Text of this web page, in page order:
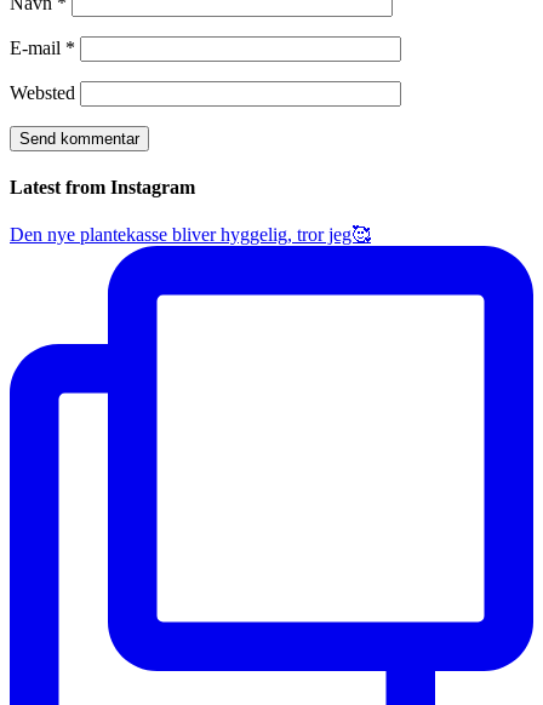
E-mail *
Websted
Latest from Instagram
Den nye plantekasse bliver hyggelig, tror jeg🥰